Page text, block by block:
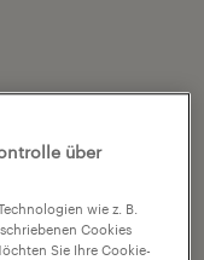
über
wie z. B.
Cookies
Sie Ihre Cookie-